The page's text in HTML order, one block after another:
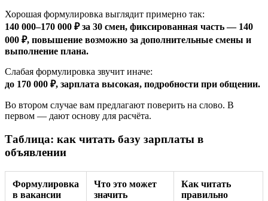
Хорошая формулировка выглядит примерно так:
140 000–170 000 ₽ за 30 смен, фиксированная часть — 140
000 ₽, повышение возможно за дополнительные смены и
выполнение плана.
Слабая формулировка звучит иначе:
до 170 000 ₽, зарплата высокая, подробности при общении.
Во втором случае вам предлагают поверить на слово. В
первом — дают основу для расчёта.
Таблица: как читать базу зарплаты в
объявлении
Формулировка
в вакансии
Что это может
значить
Как читать
правильно